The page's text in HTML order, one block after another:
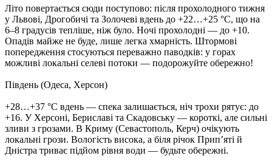
Літо повертається сюди поступово: після прохолодного тижня
у Львові, Дрогобичі та Золочеві вдень до +22…+25 °C, що на
6–8 градусів тепліше, ніж було. Ночі прохолодні — до +10.
Опадів майже не буде, лише легка хмарність. Штормові
попередження стосуються переважно паводків: у горах
можливі локальні селеві потоки — подорожуйте обережно!
Південь (Одеса, Херсон)
+28…+37 °C вдень — спека залишається, ніч трохи рятує: до
+16. У Херсоні, Бериславі та Скадовську — короткі, але сильні
зливи з грозами. В Криму (Севастополь, Керч) очікують
локальні грози. Вологість висока, а біля річок Прип’яті й
Дністра триває підйом рівня води — будьте обережні.